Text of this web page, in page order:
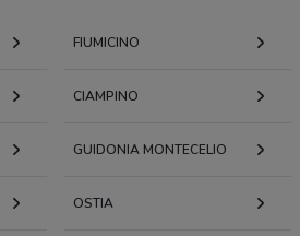
FIUMICINO
CIAMPINO
GUIDONIA MONTECELIO
OSTIA